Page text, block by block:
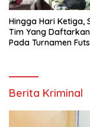
Hingga Hari Ketiga,
Tim Yang
Pada Turnamen
Berita Kriminal